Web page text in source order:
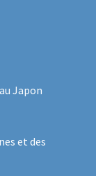
Japon
et des